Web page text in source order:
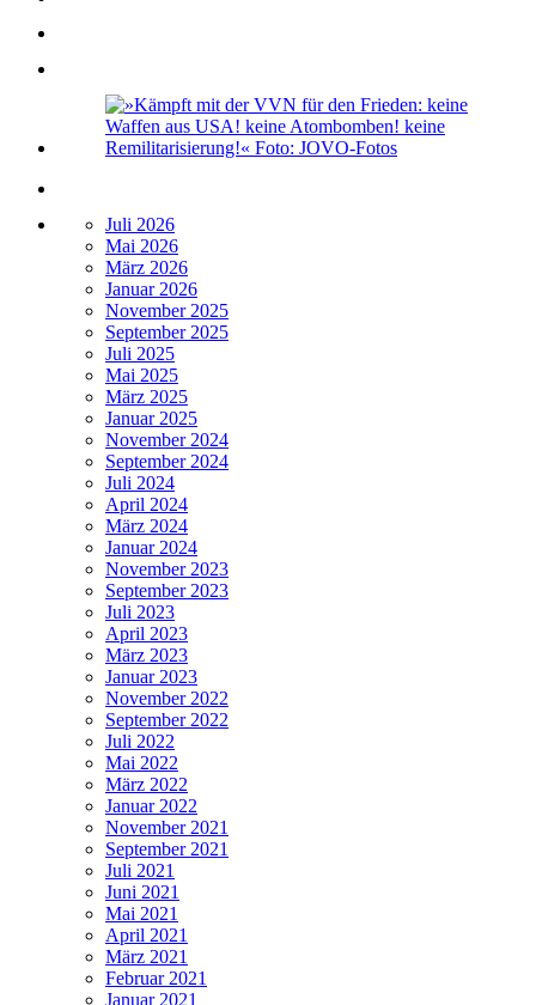
Juli 2026
Mai 2026
März 2026
Januar 2026
November 2025
September 2025
Juli 2025
Mai 2025
März 2025
Januar 2025
November 2024
September 2024
Juli 2024
April 2024
März 2024
Januar 2024
November 2023
September 2023
Juli 2023
April 2023
März 2023
Januar 2023
November 2022
September 2022
Juli 2022
Mai 2022
März 2022
Januar 2022
November 2021
September 2021
Juli 2021
Juni 2021
Mai 2021
April 2021
März 2021
Februar 2021
Januar 2021